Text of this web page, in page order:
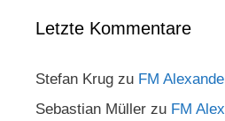
Letzte Kommentare
Stefan Krug zu FM
Sebastian Müller zu FM